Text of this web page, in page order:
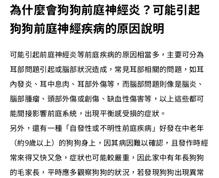
為什麼會狗狗前庭神經炎？可能引起
狗狗前庭神經疾病的原因說明
可能引起前庭神經炎等前庭疾病的原因相當多，主要可分為
耳部問題引起或腦部狀況造成，常見耳部相關的問題，如耳
內發炎、耳中息肉、耳部外傷等，而腦部問題則像是腦炎、
腦部腫瘤、頭部外傷或創傷、缺血性傷害等，以上這些都可
能間接影響前庭系統，出現平衡感受損的症狀。
另外，還有一種「自發性或不明性前庭疾病」好發在中老年
（約9歲以上）的狗狗身上，因其病因難以確認，且發作時經
常來得又快又急，症狀也可能較嚴重，因此家中有年長狗狗
的毛家長，平時應多觀察狗狗的狀況，若發現狗狗出現異常